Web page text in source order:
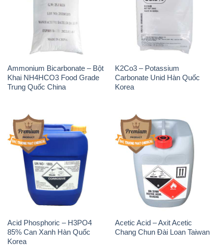
Ammonium Bicarbonate – Bột
Khai NH4HCO3 Food Grade
Trung Quốc China
K2Co3 – Potassium
Carbonate Unid Hàn Quốc
Korea
Acid Phosphoric – H3PO4
85% Can Xanh Hàn Quốc
Korea
Acetic Acid – Axit Acetic
Chang Chun Đài Loan Taiwan